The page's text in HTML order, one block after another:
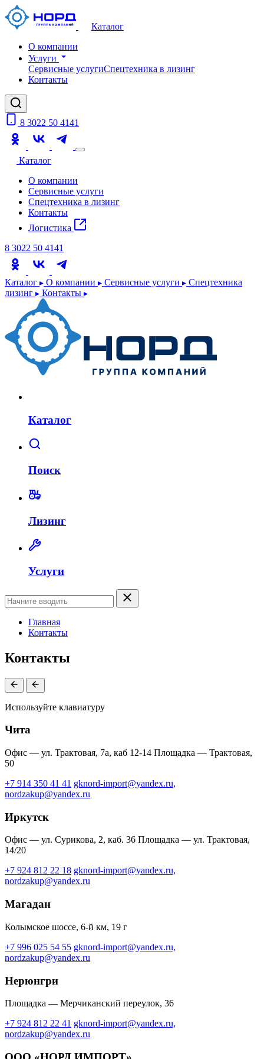
Каталог
О компании
Услуги
Сервисные услугиСпецтехника в лизинг
Контакты
8 3022 50 4141
Каталог
О компании
Сервисные услуги
Спецтехника в лизинг
Контакты
Логистика
8 3022 50 4141
Каталог О компании Сервисные услуги
Спецтехника
лизинг
Контакты
Каталог
Поиск
Лизинг
Услуги
Главная
Контакты
Контакты
Используйте клавиатуру
Чита
Офис — ул. Трактовая, 7а, каб 12-14 Площадка — Трактовая,
50
+7 914 350 41 41 gknord-import@yandex.ru,
nordzakup@yandex.ru
Иркутск
Офис — ул. Сурикова, 2, каб. 36 Площадка — ул. Трактовая,
14/20
+7 924 812 22 18 gknord-import@yandex.ru,
nordzakup@yandex.ru
Магадан
Колымское шоссе, 6-й км, 19 г
+7 996 025 54 55 gknord-import@yandex.ru,
nordzakup@yandex.ru
Нерюнгри
Площадка — Мерчиканский переулок, 36
+7 924 812 22 41 gknord-import@yandex.ru,
nordzakup@yandex.ru